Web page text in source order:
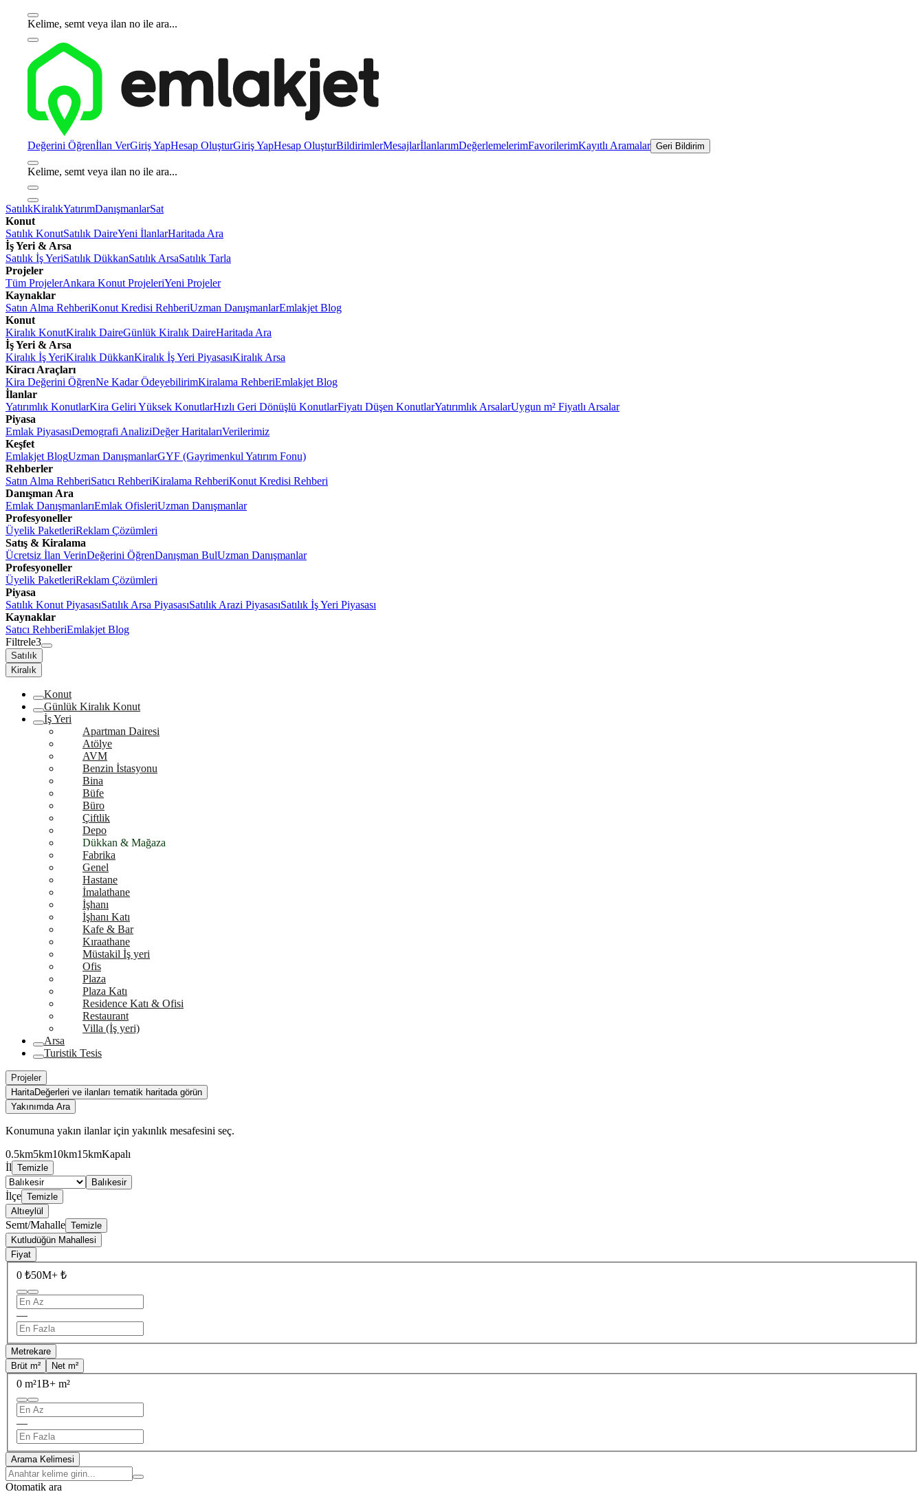
Kelime, semt veya ilan no ile ara...
Değerini Öğrenİlan VerGiriş YapHesap OluşturGiriş YapHesap OluşturBildirimlerMesajlarİlanlarımDeğerlemelerimFavorilerimKayıtlı Aramalar Geri Bildirim
Kelime, semt veya ilan no ile ara...
SatılıkKiralıkYatırımDanışmanlarSat
Konut
Satılık KonutSatılık DaireYeni İlanlarHaritada Ara
İş Yeri & Arsa
Satılık İş YeriSatılık DükkanSatılık ArsaSatılık Tarla
Projeler
Tüm ProjelerAnkara Konut ProjeleriYeni Projeler
Kaynaklar
Satın Alma RehberiKonut Kredisi RehberiUzman DanışmanlarEmlakjet Blog
Konut
Kiralık KonutKiralık DaireGünlük Kiralık DaireHaritada Ara
İş Yeri & Arsa
Kiralık İş YeriKiralık DükkanKiralık İş Yeri PiyasasıKiralık Arsa
Kiracı Araçları
Kira Değerini ÖğrenNe Kadar ÖdeyebilirimKiralama RehberiEmlakjet Blog
İlanlar
Yatırımlık KonutlarKira Geliri Yüksek KonutlarHızlı Geri Dönüşlü KonutlarFiyatı Düşen KonutlarYatırımlık ArsalarUygun m² Fiyatlı Arsalar
Piyasa
Emlak PiyasasıDemografi AnaliziDeğer HaritalarıVerilerimiz
Keşfet
Emlakjet BlogUzman DanışmanlarGYF (Gayrimenkul Yatırım Fonu)
Rehberler
Satın Alma RehberiSatıcı RehberiKiralama RehberiKonut Kredisi Rehberi
Danışman Ara
Emlak DanışmanlarıEmlak OfisleriUzman Danışmanlar
Profesyoneller
Üyelik PaketleriReklam Çözümleri
Satış & Kiralama
Ücretsiz İlan VerinDeğerini ÖğrenDanışman BulUzman Danışmanlar
Profesyoneller
Üyelik PaketleriReklam Çözümleri
Piyasa
Satılık Konut PiyasasıSatılık Arsa PiyasasıSatılık Arazi PiyasasıSatılık İş Yeri Piyasası
Kaynaklar
Satıcı RehberiEmlakjet Blog
Filtrele3
Satılık
Kiralık
Konut
Günlük Kiralık Konut
İş Yeri
Apartman Dairesi
Atölye
AVM
Benzin İstasyonu
Bina
Büfe
Büro
Çiftlik
Depo
Dükkan & Mağaza
Fabrika
Genel
Hastane
İmalathane
İşhanı
İşhanı Katı
Kafe & Bar
Kıraathane
Müstakil İş yeri
Ofis
Plaza
Plaza Katı
Residence Katı & Ofisi
Restaurant
Villa (İş yeri)
Arsa
Turistik Tesis
Projeler
HaritaDeğerleri ve ilanları tematik haritada görün
Yakınımda Ara
Konumuna yakın ilanlar için yakınlık mesafesini seç.
0.5km5km10km15kmKapalı
İl Temizle
Balıkesir
İlçe Temizle
Altıeylül
Semt/Mahalle Temizle
Kutludüğün Mahallesi
Fiyat
0 ₺50M+ ₺
—
Metrekare
Brüt m²
Net m²
0 m²1B+ m²
—
Arama Kelimesi
Otomatik ara